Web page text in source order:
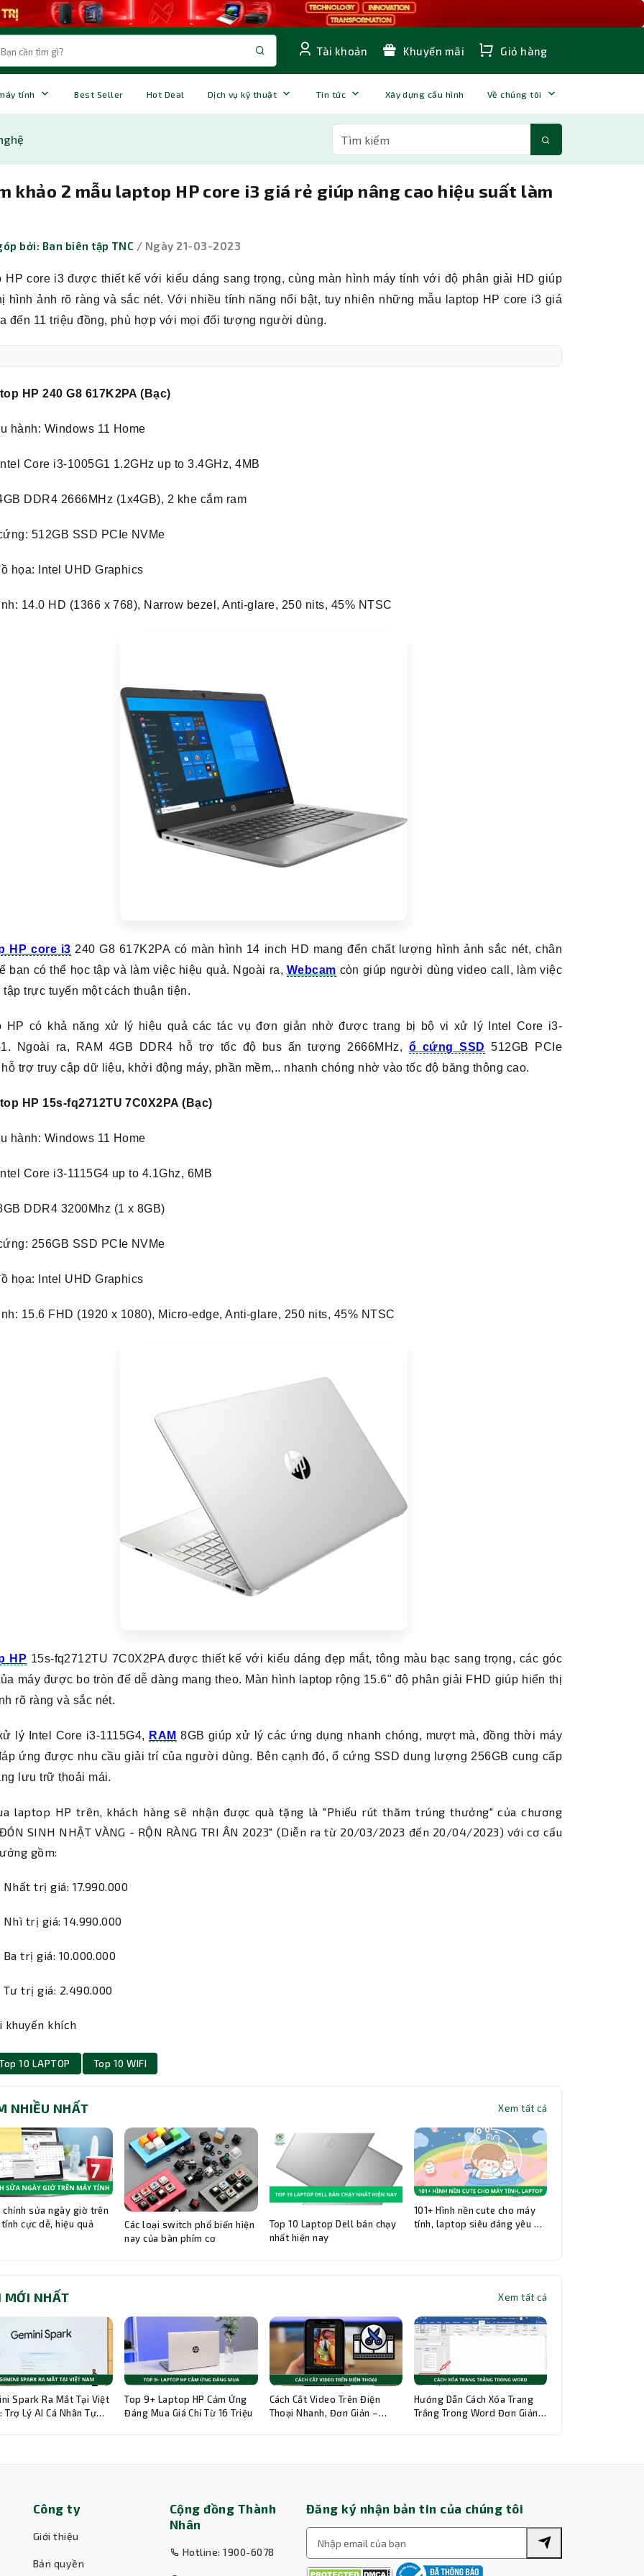
Tài khoản Khuyến mãi Giỏ hàng
tính Best Seller Hot Deal Dịch vụ kỹ thuật Tin tức Xây dựng cấu hình Về chúng tôi
khảo 2 mẫu laptop HP core i3 giá rẻ giúp nâng cao hiệu suất làm
bởi: Ban biên tập TNC / Ngày 21-03-2023
HP core i3 được thiết kế với kiểu dáng sang trọng, cùng màn hình máy tính với độ phân giải HD giúp
hình ảnh rõ ràng và sắc nét. Với nhiều tính năng nổi bật, tuy nhiên những mẫu laptop HP core i3 giá
đến 11 triệu đồng, phù hợp với mọi đối tượng người dùng.
HP 240 G8 617K2PA (Bạc)
hành: Windows 11 Home
Core i3-1005G1 1.2GHz up to 3.4GHz, 4MB
DDR4 2666MHz (1x4GB), 2 khe cắm ram
512GB SSD PCIe NVMe
họa: Intel UHD Graphics
14.0 HD (1366 x 768), Narrow bezel, Anti-glare, 250 nits, 45% NTSC
HP core i3 240 G8 617K2PA có màn hình 14 inch HD mang đến chất lượng hình ảnh sắc nét, chân
bạn có thể học tập và làm việc hiệu quả. Ngoài ra, Webcam còn giúp người dùng video call, làm việc
tập trực tuyến một cách thuận tiện.
HP có khả năng xử lý hiệu quả các tác vụ đơn giản nhờ được trang bị bộ vi xử lý Intel Core i3-
Ngoài ra, RAM 4GB DDR4 hỗ trợ tốc độ bus ấn tượng 2666MHz, ổ cứng SSD 512GB PCIe
hỗ trợ truy cập dữ liệu, khởi động máy, phần mềm,.. nhanh chóng nhờ vào tốc độ băng thông cao.
HP 15s-fq2712TU 7C0X2PA (Bạc)
hành: Windows 11 Home
Core i3-1115G4 up to 4.1Ghz, 6MB
DDR4 3200Mhz (1 x 8GB)
256GB SSD PCIe NVMe
họa: Intel UHD Graphics
15.6 FHD (1920 x 1080), Micro-edge, Anti-glare, 250 nits, 45% NTSC
HP 15s-fq2712TU 7C0X2PA được thiết kế với kiểu dáng đẹp mắt, tông màu bạc sang trọng, các góc
máy được bo tròn để dễ dàng mang theo. Màn hình laptop rộng 15.6" độ phân giải FHD giúp hiển thị
rõ ràng và sắc nét.
lý Intel Core i3-1115G4, RAM 8GB giúp xử lý các ứng dụng nhanh chóng, mượt mà, đồng thời máy
ứng được nhu cầu giải trí của người dùng. Bên cạnh đó, ổ cứng SSD dung lượng 256GB cung cấp
lưu trữ thoải mái.
laptop HP trên, khách hàng sẽ nhận được quà tặng là "Phiếu rút thăm trúng thưởng" của chương
SINH NHẬT VÀNG - RỘN RÀNG TRI ÂN 2023" (Diễn ra từ 20/03/2023 đến 20/04/2023) với cơ cấu
gồm:
Nhất trị giá: 17.990.000
Nhì trị giá: 14.990.000
Ba trị giá: 10.000.000
Tư trị giá: 2.490.000
khuyến khích
10 LAPTOP Top 10 WIFI
NHIỀU NHẤT Xem tất cả
chỉnh sửa ngày giờ trên
cực dễ, hiệu quả
Các loại switch phổ biến hiện
nay của bàn phím cơ
Top 10 Laptop Dell bán chạy
nhất hiện nay
101+ Hình nền cute cho máy
tính, laptop siêu đáng yêu và
MỚI NHẤT Xem tất cả
Spark Ra Mắt Tại Việt
Trợ Lý AI Cá Nhân Tự
Top 9+ Laptop HP Cảm Ứng
Đáng Mua Giá Chỉ Từ 16 Triệu
Cách Cắt Video Trên Điện
Thoại Nhanh, Đơn Giản –
Hướng Dẫn Cách Xóa Trang
Trắng Trong Word Đơn Giản,
Công ty
Giới thiệu
Bản quyền
Cộng đồng Thành
Nhân
Hotline: 1900-6078
Đăng ký nhận bản tin của chúng tôi
Thành Nhân TNC
Trợ lý AI • Phản hồi tức thì